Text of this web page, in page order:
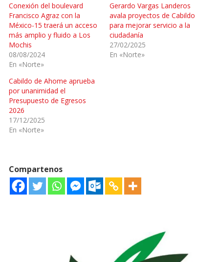
Conexión del boulevard
Francisco Agraz con la
México-15 traerá un acceso
más amplio y fluido a Los
Mochis
08/08/2024
En «Norte»
Gerardo Vargas Landeros
avala proyectos de Cabildo
para mejorar servicio a la
ciudadanía
27/02/2025
En «Norte»
Cabildo de Ahome aprueba
por unanimidad el
Presupuesto de Egresos
2026
17/12/2025
En «Norte»
Compartenos